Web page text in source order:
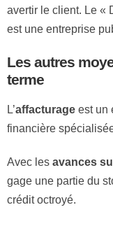
avertir le client. Le «
est une entreprise
Les autres
terme
L’affacturage est un
financière
Avec les avances
gage une partie du
crédit octroyé.